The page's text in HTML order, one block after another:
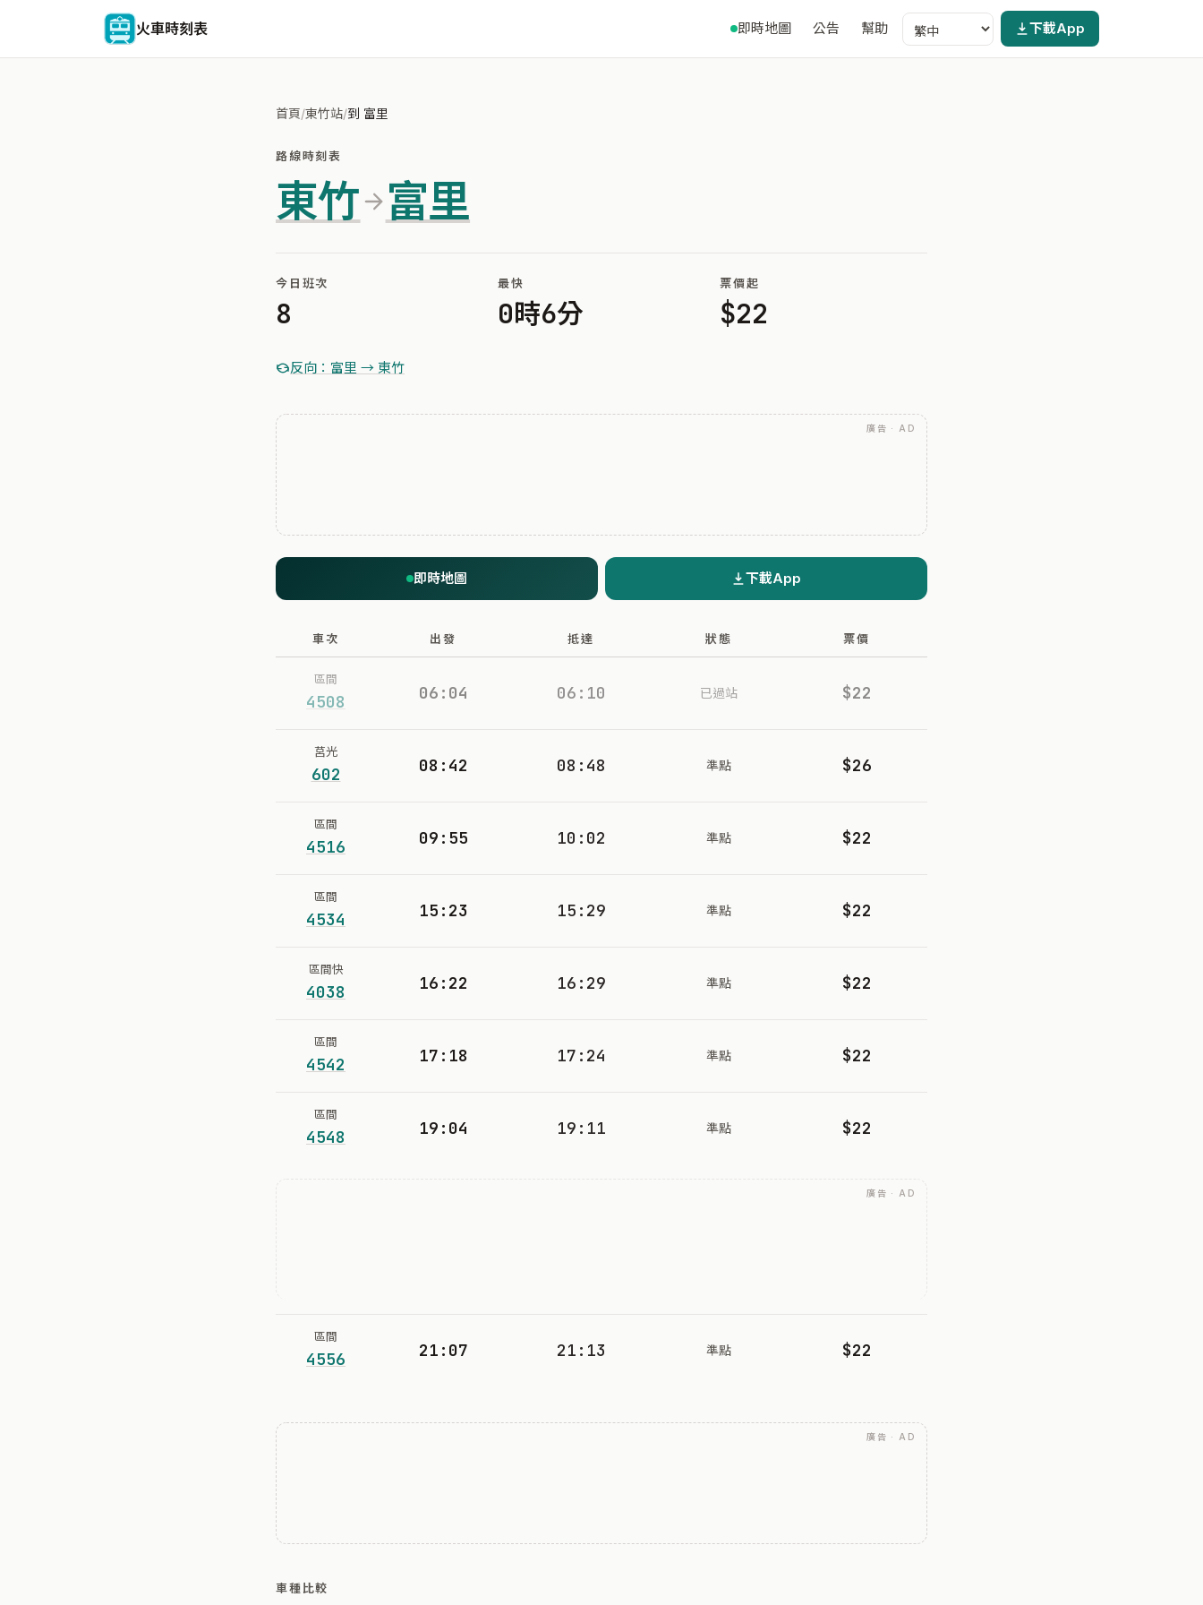
火車時刻表 即時地圖 公告 幫助 下載App
首頁/東竹站/到 富里
路線時刻表
東竹 富里
今日班次
8
最快
0時6分
票價起
$22
反向：富里 → 東竹
廣告 · AD
即時地圖 下載App
車次 出發 抵達 狀態 票價
區間
4508 06:04 06:10 已過站 $22
莒光
602 08:42 08:48 準點 $26
區間
4516 09:55 10:02 準點 $22
區間
4534 15:23 15:29 準點 $22
區間快
4038 16:22 16:29 準點 $22
區間
4542 17:18 17:24 準點 $22
區間
4548 19:04 19:11 準點 $22
廣告 · AD
區間
4556 21:07 21:13 準點 $22
廣告 · AD
車種比較